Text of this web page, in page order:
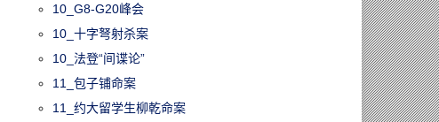
10_G8-G20峰会
10_十字弩射杀案
10_法登“间谍论”
11_包子铺命案
11_约大留学生柳乾命案